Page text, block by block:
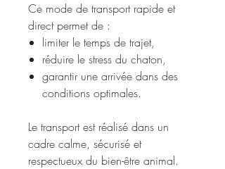
Ce mode de transport rapide et
direct permet de :
limiter le temps de trajet,
réduire le stress du chaton,
garantir une arrivée dans des
conditions optimales.
Le transport est réalisé dans un
cadre calme, sécurisé et
respectueux du bien-être animal.